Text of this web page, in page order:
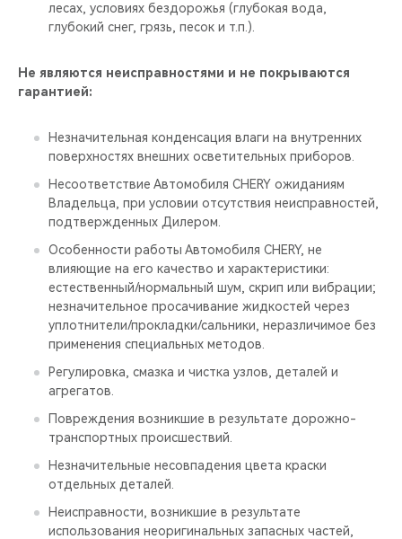
лесах, условиях бездорожья (глубокая вода,
глубокий снег, грязь, песок и т.п.).
Не являются неисправностями и не покрываются
гарантией:
Незначительная конденсация влаги на внутренних
поверхностях внешних осветительных приборов.
Несоответствие Автомобиля CHERY ожиданиям
Владельца, при условии отсутствия неисправностей,
подтвержденных Дилером.
Особенности работы Автомобиля CHERY, не
влияющие на его качество и характеристики:
естественный/нормальный шум, скрип или вибрации;
незначительное просачивание жидкостей через
уплотнители/прокладки/сальники, неразличимое без
применения специальных методов.
Регулировка, смазка и чистка узлов, деталей и
агрегатов.
Повреждения возникшие в результате дорожно-
транспортных происшествий.
Незначительные несовпадения цвета краски
отдельных деталей.
Неисправности, возникшие в результате
использования неоригинальных запасных частей,